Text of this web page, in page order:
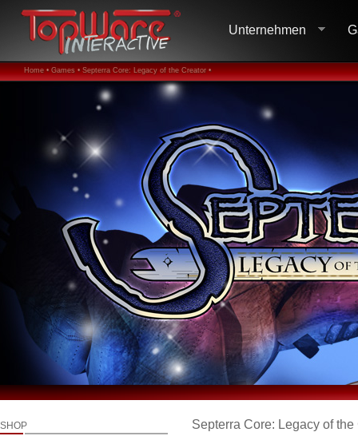
Unternehmen
Home • Games • Septerra Core: Legacy of the Creator •
SHOP Septerra Core: Legacy of the